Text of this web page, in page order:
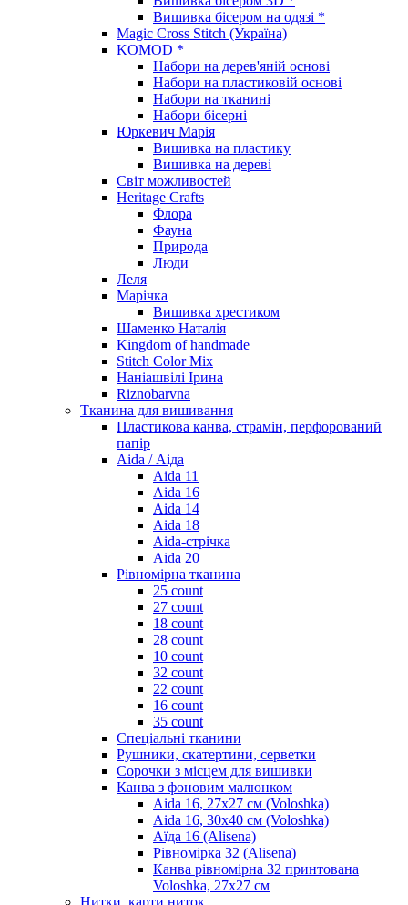
Вишивка бісером на одязі *
Magic Cross Stitch (Україна)
KOMOD *
Набори на дерев'яній основі
Набори на пластиковій основі
Набори на тканині
Набори бісерні
Юркевич Марія
Вишивка на пластику
Вишивка на дереві
Світ можливостей
Heritage Crafts
Флора
Фауна
Природа
Люди
Леля
Марічка
Вишивка хрестиком
Шаменко Наталія
Kingdom of handmade
Stitch Color Mix
Наніашвілі Ірина
Riznobarvna
Тканина для вишивання
Пластикова канва, страмін, перфорований
папір
Aida / Аіда
Aida 11
Aida 16
Aida 14
Aida 18
Aida-стрічка
Aida 20
Рівномірна тканина
25 count
27 count
18 count
28 count
10 count
32 count
22 count
16 count
35 count
Спеціальні тканини
Рушники, скатертини, серветки
Сорочки з місцем для вишивки
Канва з фоновим малюнком
Aida 16, 27х27 см (Voloshka)
Aida 16, 30х40 см (Voloshka)
Аїда 16 (Alisena)
Рівномірка 32 (Alisena)
Канва рівномірна 32 принтована
Voloshka, 27х27 см
Нитки, карти ниток